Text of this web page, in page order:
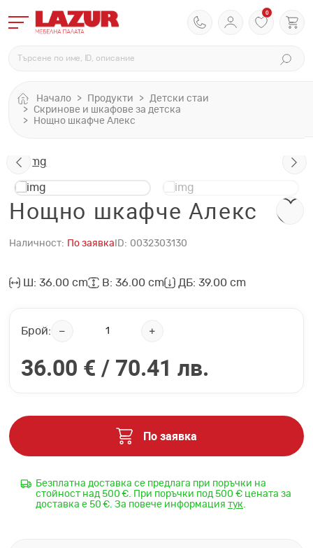
0
Начало Продукти
Детски стаи
Скринове и шкафове за детска
Нощно шкафче Алекс
Нощно шкафче Алекс
Наличност: По заявка ID: 0032303130
Ш: 36.00 cm В: 36.00 cm ДБ: 39.00 cm
Брой:
36.00 € / 70.41 лв.
По заявка
Безплатна доставка се предлага при поръчки на
стойност над 500 €. При поръчки под 500 € цената за
доставка е 50 €. За повече информация тук.